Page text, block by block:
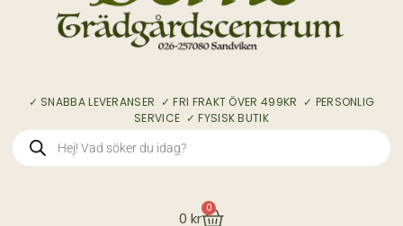
✓ SNABBA LEVERANSER ✓ FRI FRAKT ÖVER 499KR ✓ PERSONLIG
SERVICE ✓ FYSISK BUTIK
0 kr
0